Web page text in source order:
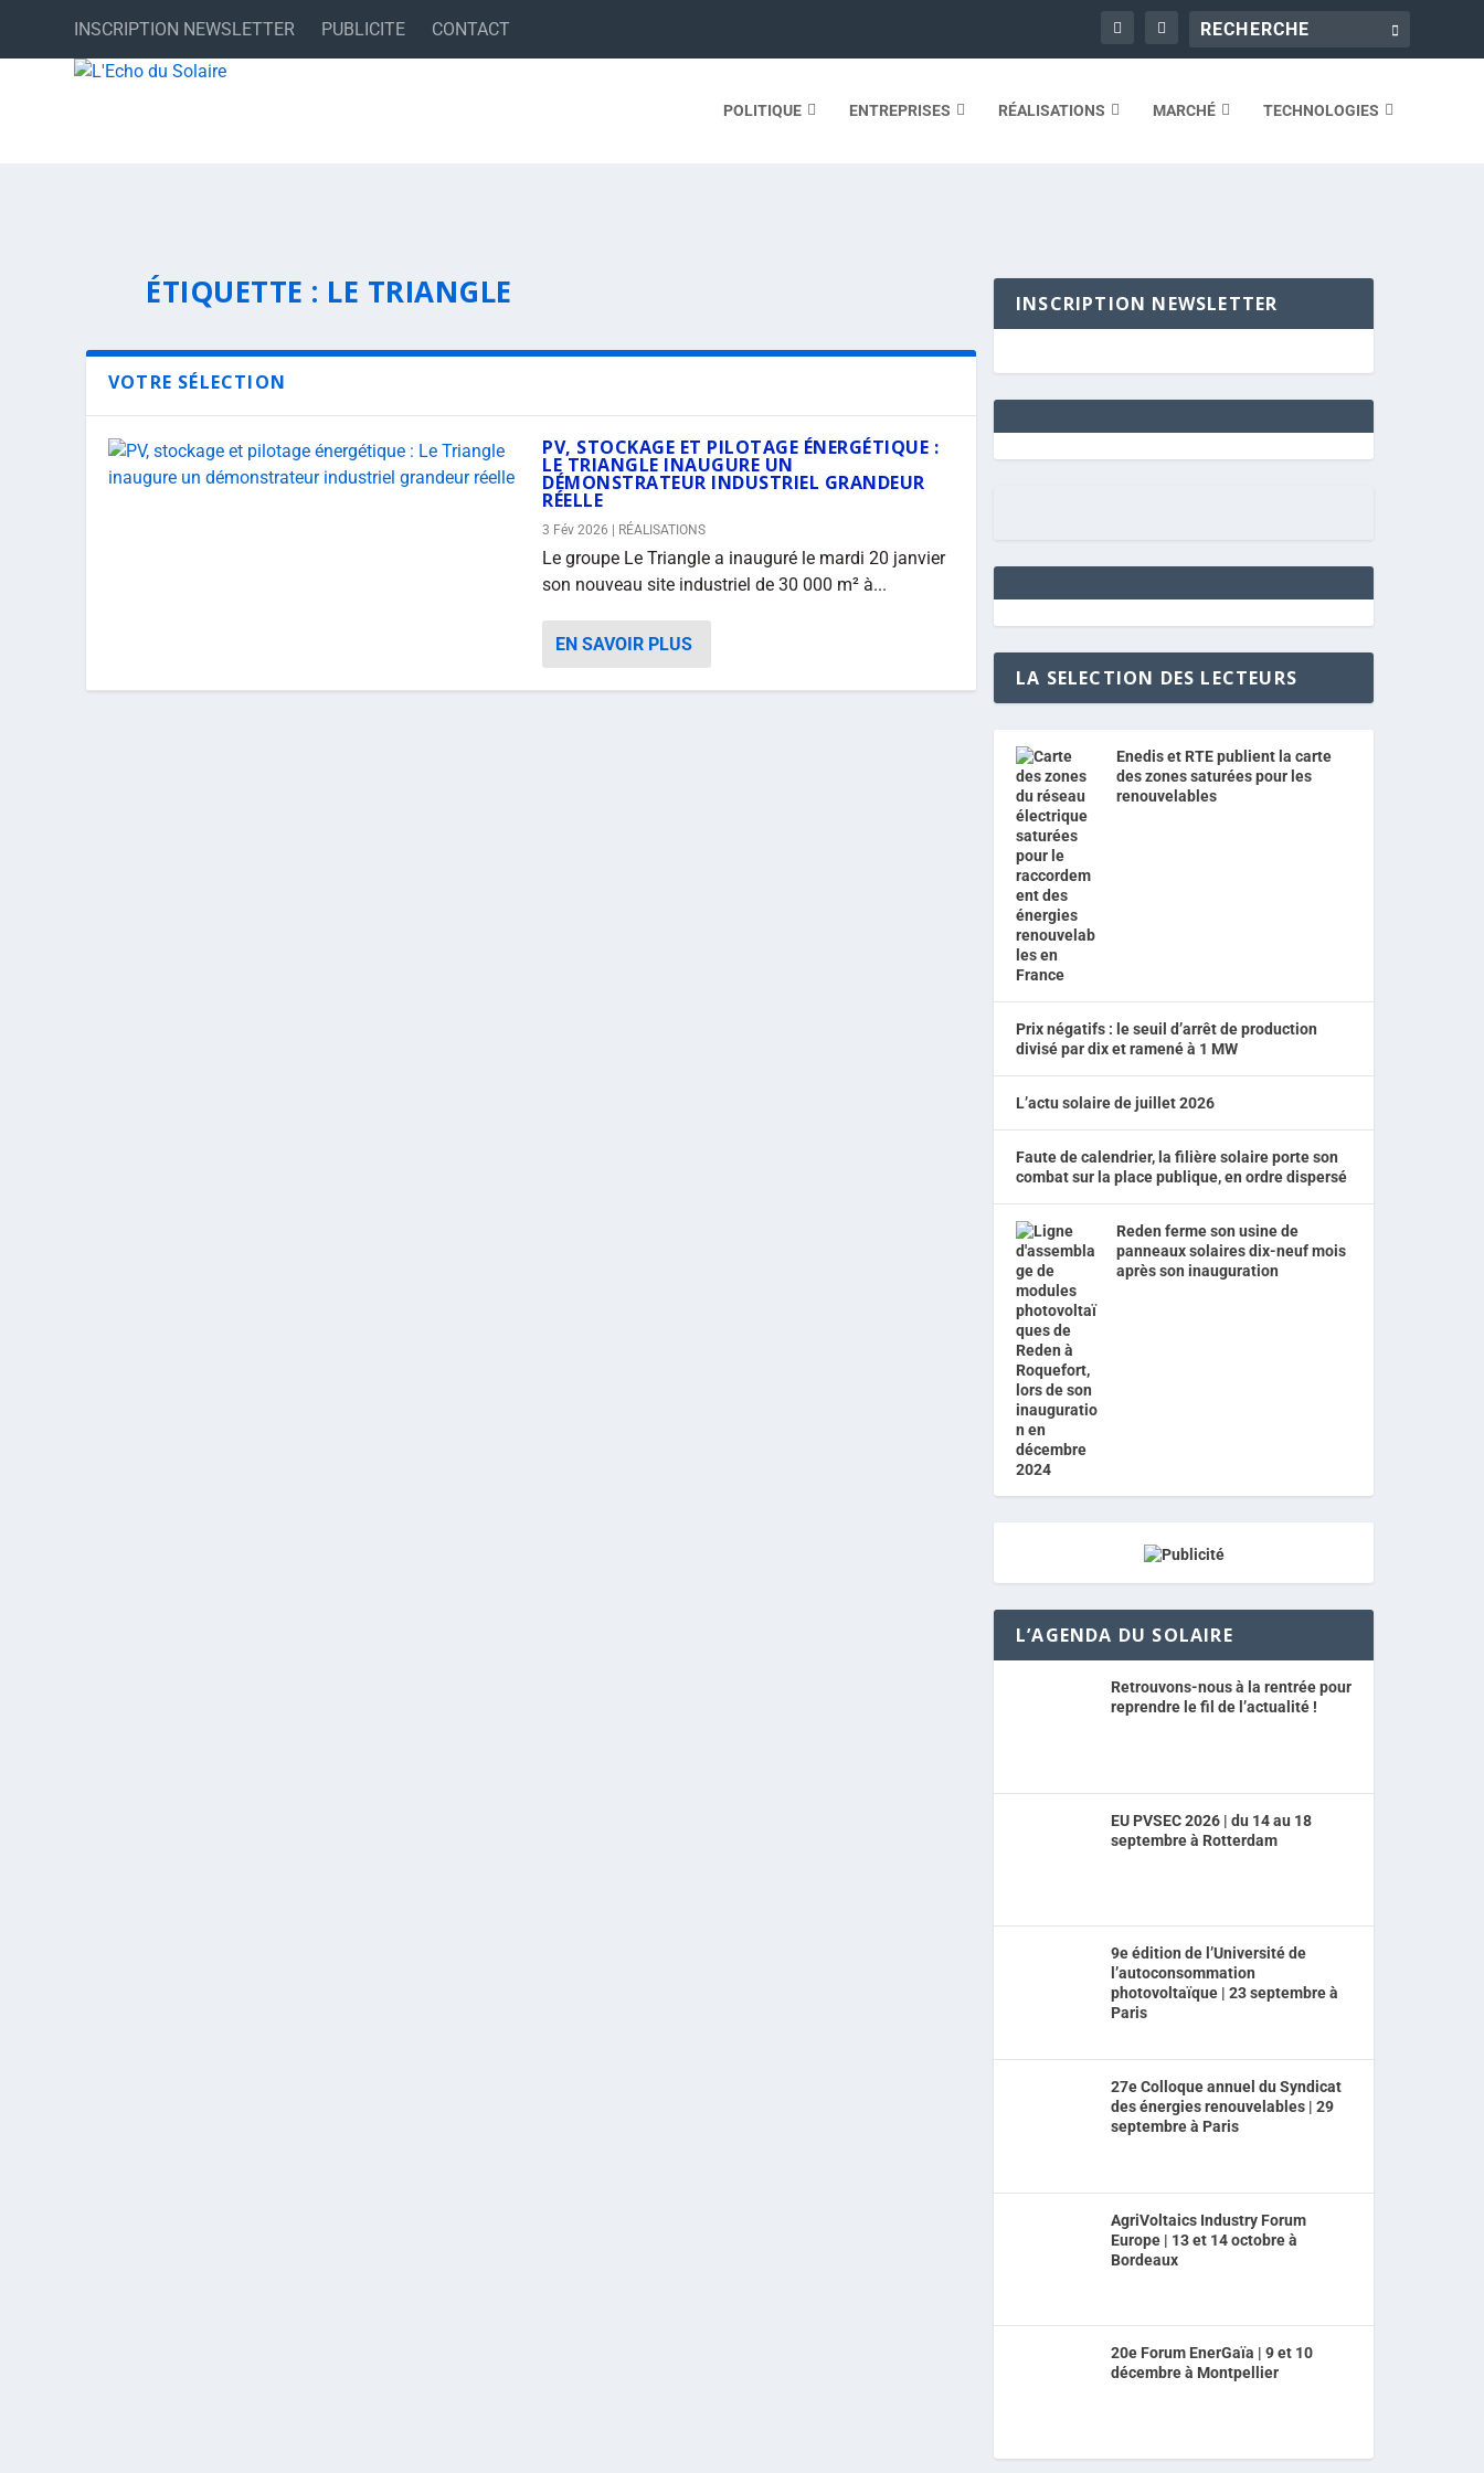
INSCRIPTION NEWSLETTER PUBLICITE CONTACT
POLITIQUE ENTREPRISES RÉALISATIONS MARCHÉ TECHNOLOGIES
ÉTIQUETTE : LE TRIANGLE
VOTRE SÉLECTION
PV, STOCKAGE ET PILOTAGE ÉNERGÉTIQUE :
LE TRIANGLE INAUGURE UN
DÉMONSTRATEUR INDUSTRIEL GRANDEUR
RÉELLE
3 Fév 2026 RÉALISATIONS
Le groupe Le Triangle a inauguré le mardi 20 janvier
son nouveau site industriel de 30 000 m² à...
EN SAVOIR PLUS
INSCRIPTION NEWSLETTER
LA SELECTION DES LECTEURS
Enedis et RTE publient la carte
des zones saturées pour les
renouvelables
Prix négatifs : le seuil d’arrêt de production
divisé par dix et ramené à 1 MW
L’actu solaire de juillet 2026
Faute de calendrier, la filière solaire porte son
combat sur la place publique, en ordre dispersé
Reden ferme son usine de
panneaux solaires dix-neuf mois
après son inauguration
L’AGENDA DU SOLAIRE
Retrouvons-nous à la rentrée pour
reprendre le fil de l’actualité !
EU PVSEC 2026 | du 14 au 18
septembre à Rotterdam
9e édition de l’Université de
l’autoconsommation
photovoltaïque | 23 septembre à
Paris
27e Colloque annuel du Syndicat
des énergies renouvelables | 29
septembre à Paris
AgriVoltaics Industry Forum
Europe | 13 et 14 octobre à
Bordeaux
20e Forum EnerGaïa | 9 et 10
décembre à Montpellier